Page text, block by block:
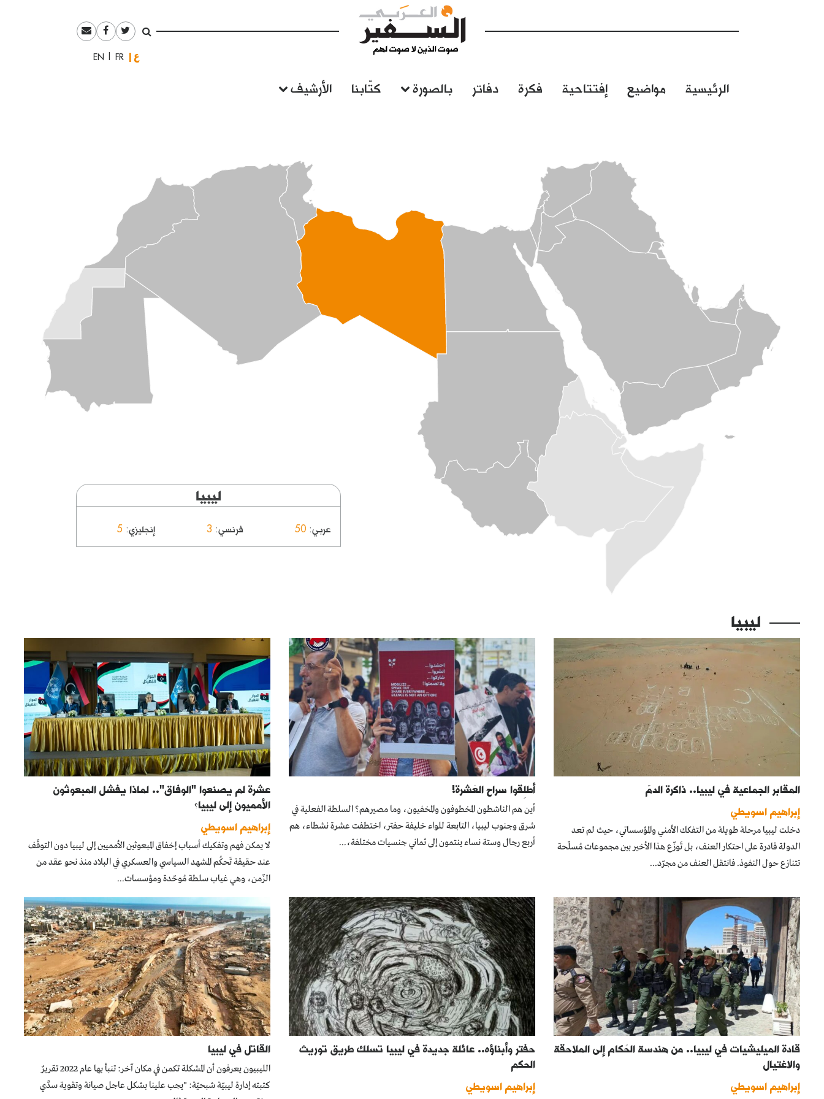
العربيةFrançais
English
الرئيسية مواضيع إفتتاحية فكرة دفاتر بالصورة كتّابنا الأرشيف
ليبيا
عربي 50 فرنسي 3 إنجليزي 5
ليبيا
المقابر الجماعية في ليبيا.. ذاكرة الدمّ
إبراهيم اسويطي
دخلت ليبيا مرحلة طويلة من التفكك الأمني والمؤسساتي، حيث لم تعد
الدولة قادرة على احتكار العنف، بل تَوزّع هذا الأخير بين مجموعات مُسلّحة
تتنازع حول النفوذ. فانتقل العنف من مجرّد...
أطلِقوا سراح العَشرة!
أين هم الناشطون المخطوفون والمخفيون، وما مصيرهم؟ السلطة الفعلية في
شرق وجنوب ليبيا، التابعة للواء خليفة حفتر، اختطفت عشرة نشطاء، هم
أربع رجال وستة نساء ينتمون إلى ثماني جنسيات مختلفة،...
عشرة لم يصنعوا "الوفاق".. لماذا يفشل المبعوثون
الأمميون إلى ليبيا؟
إبراهيم اسويطي
لا يمكن فهم وتفكيك أسباب إخفاق المبعوثين الأمميين إلى ليبيا دون التوقّف
عند حقيقة تَحكُم المشهد السياسي والعسكري في البلاد منذ نحو عقد من
الزّمن، وهي غياب سلطة مُوحّدة ومؤسسات...
قادة الميليشيات في ليبيا.. من هندسة الحُكام إلى الملاحقة
والاغتيال
إبراهيم اسويطي
حفتر وأبناؤه.. عائلة جديدة في ليبيا تسلك طريق توريث
الحكم
إبراهيم اسويطي
القاتل في ليبيا
الليبيون يعرفون أن المشكلة تكمن في مكان آخر: تنبأ بها عام 2022 تقريرٌ
كتبته إدارة ليبيّة شبحيّة: "يجب علينا بشكل عاجل صيانة وتقوية سدَّي